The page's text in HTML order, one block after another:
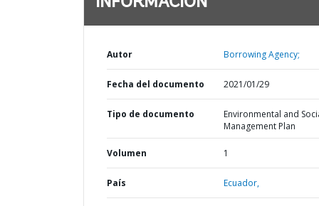
Autor Borrowing Agency;
Fecha del documento 2021/01/29
Tipo de documento
Environmental and
Management Plan
Volumen 1
País Ecuador,